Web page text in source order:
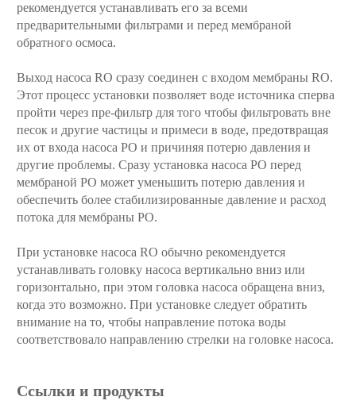
рекомендуется устанавливать его за всеми
предварительными фильтрами и перед мембраной
обратного осмоса.
Выход насоса RO сразу соединен с входом мембраны RO.
Этот процесс установки позволяет воде источника сперва
пройти через пре-фильтр для того чтобы фильтровать вне
песок и другие частицы и примеси в воде, предотвращая
их от входа насоса РО и причиняя потерю давления и
другие проблемы. Сразу установка насоса РО перед
мембраной РО может уменьшить потерю давления и
обеспечить более стабилизированные давление и расход
потока для мембраны РО.
При установке насоса RO обычно рекомендуется
устанавливать головку насоса вертикально вниз или
горизонтально, при этом головка насоса обращена вниз,
когда это возможно. При установке следует обратить
внимание на то, чтобы направление потока воды
соответствовало направлению стрелки на головке насоса.
Ссылки и продукты